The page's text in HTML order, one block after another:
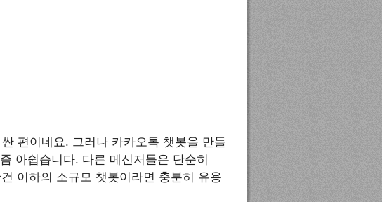
편이네요. 그러나 카카오톡 챗봇을 만들
아쉽습니다. 다른 메신저들은 단순히
이하의 소규모 챗봇이라면 충분히 유용